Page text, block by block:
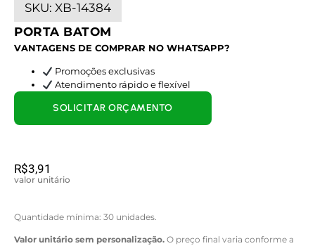
SKU: XB-14384
PORTA BATOM
VANTAGENS DE COMPRAR NO WHATSAPP?
Promoções exclusivas
Atendimento rápido e flexível
R$3,91
valor unitário
Quantidade mínima: 30 unidades.
Valor unitário sem personalização. O preço final varia conforme a
SOLICITAR ORÇAMENTO